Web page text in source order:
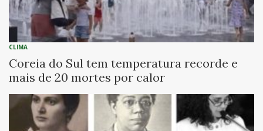
CLIMA
Coreia do Sul tem temperatura recorde e
mais de 20 mortes por calor